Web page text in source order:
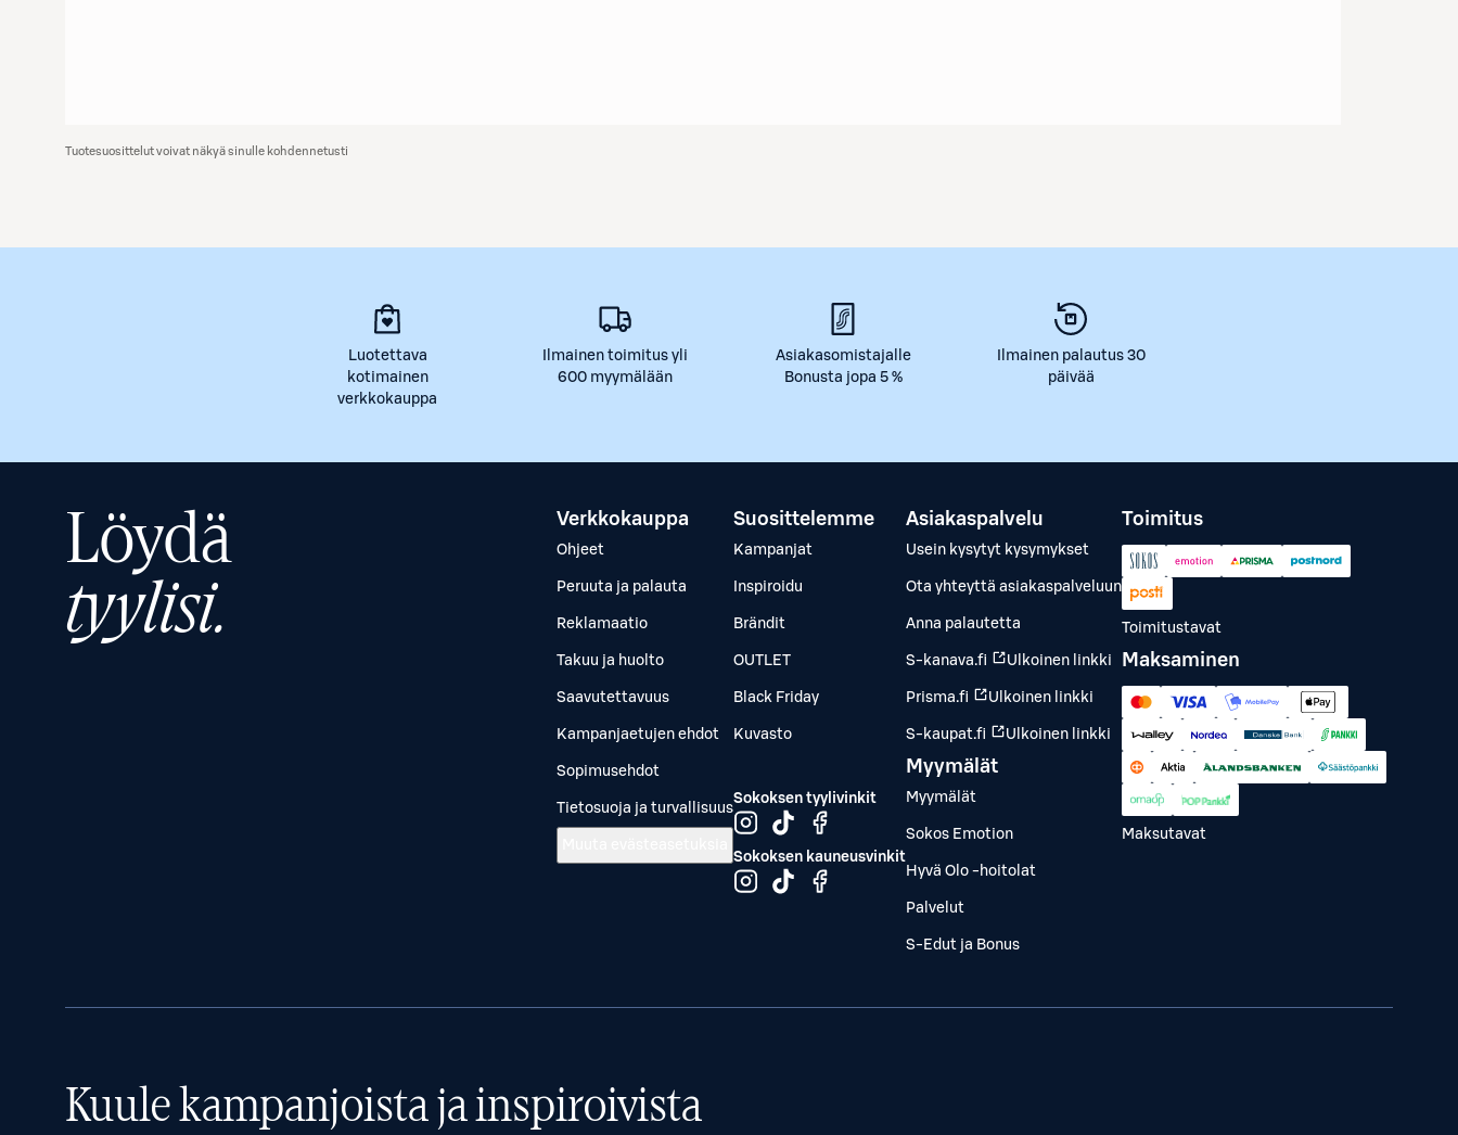
Tuotesuosittelut voivat näkyä sinulle kohdennetusti
Luotettava
kotimainen
verkkokauppa
Ilmainen toimitus yli
600 myymälään
Asiakasomistajalle
Bonusta jopa 5 %
Ilmainen palautus 30
päivää
Löydä
tyylisi.
Verkkokauppa
Ohjeet
Peruuta ja palauta
Reklamaatio
Takuu ja huolto
Saavutettavuus
Kampanjaetujen ehdot
Sopimusehdot
Tietosuoja ja turvallisuus
Suosittelemme
Kampanjat
Inspiroidu
Brändit
OUTLET
Black Friday
Kuvasto
Sokoksen tyylivinkit
Sokoksen kauneusvinkit
Asiakaspalvelu
Usein kysytyt kysymykset
Ota yhteyttä asiakaspalveluun
Anna palautetta
S-kanava.fi Ulkoinen linkki
Prisma.fi Ulkoinen linkki
S-kaupat.fi Ulkoinen linkki
Myymälät
Myymälät
Sokos Emotion
Hyvä Olo -hoitolat
Palvelut
S-Edut ja Bonus
Toimitus
Toimitustavat
Maksaminen
Maksutavat
Kuule kampanjoista ja inspiroivista